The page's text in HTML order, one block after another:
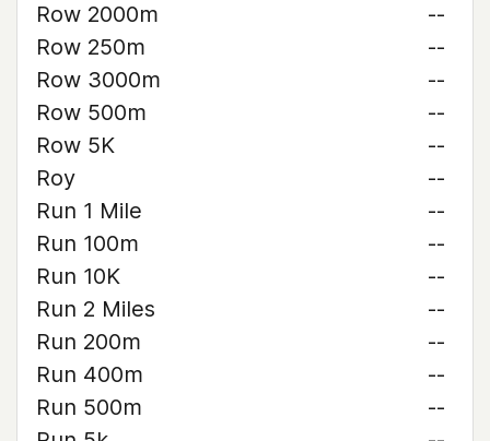
Row 2000m
--
Row 250m
--
Row 3000m
--
Row 500m
--
Row 5K
--
Roy
--
Run 1 Mile
--
Run 100m
--
Run 10K
--
Run 2 Miles
--
Run 200m
--
Run 400m
--
Run 500m
--